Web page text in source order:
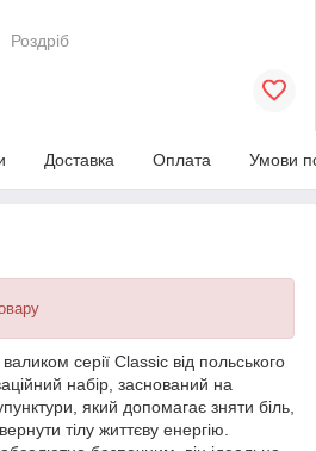
Роздріб
Доставка Оплата Умови
серії Classic від польського
набір, заснований на
який допомагає зняти біль,
тілу життєву енергію.